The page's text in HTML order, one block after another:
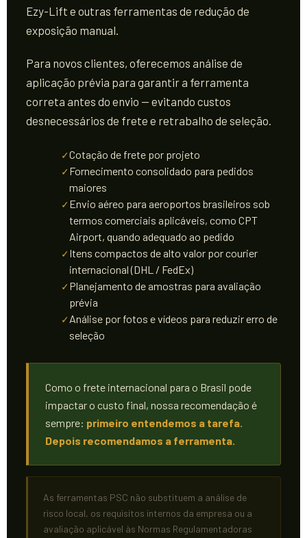
Ezy-Lift e outras ferramentas de redução de
exposição manual.
Para novos clientes, oferecemos análise de
aplicação prévia para garantir a ferramenta
correta antes do envio — evitando custos
desnecessários de frete e retrabalho de seleção.
Cotação de frete por projeto
Fornecimento consolidado para pedidos
maiores
Envio aéreo para aeroportos brasileiros sob
termos comerciais aplicáveis, como CPT
Airport, quando adequado ao pedido
Itens compactos de alto valor por courier
internacional (DHL / FedEx)
Planejamento de amostras para avaliação
prévia
Análise por fotos e vídeos para reduzir erro de
seleção
Como o frete internacional para o Brasil pode
impactar o custo final, nossa recomendação é
sempre: primeiro entendemos a tarefa.
Depois recomendamos a ferramenta.
As ferramentas PSC não substituem a análise de
risco local, os requisitos internos da empresa ou a
avaliação aplicável às Normas Regulamentadoras